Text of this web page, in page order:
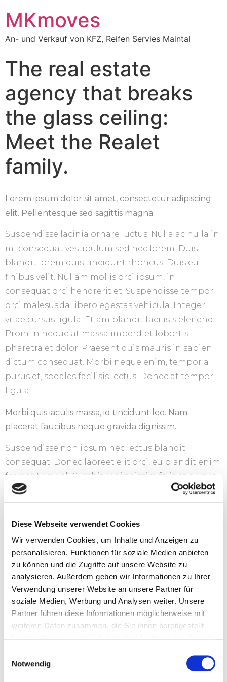
Diese Webseite verwendet Cookies
Wir verwenden Cookies, um Inhalte und Anzeigen zu
personalisieren, Funktionen für soziale Medien anbieten
zu können und die Zugriffe auf unsere Website zu
analysieren. Außerdem geben wir Informationen zu Ihrer
Verwendung unserer Website an unsere Partner für
soziale Medien, Werbung und Analysen weiter. Unsere
Partner führen diese Informationen möglicherweise mit
weiteren Daten zusammen, die Sie ihnen bereitgestellt
Notwendig
MKmoves
An- und Verkauf von KFZ, Reifen Servies Maintal
The real estate
agency that breaks
the glass ceiling:
Meet the Realet
family.
Lorem ipsum dolor sit amet, consectetur adipiscing
elit. Pellentesque sed sagittis magna.
Suspendisse lacinia ornare luctus. Nulla ac nulla in
mi consequat vestibulum sed nec lorem. Duis
blandit lorem quis tincidunt rhoncus. Duis eu
finibus velit. Nullam mollis orci ipsum, in
consequat orci hendrerit et. Suspendisse tempor
orci malesuada libero egestas vehicula. Integer
vitae cursus ligula. Etiam blandit facilisis eleifend.
Proin in neque at massa imperdiet lobortis
pharetra et dolor. Praesent quis mauris in sapien
dictum consequat. Morbi neque enim, tempor a
purus et, sodales facilisis lectus. Donec at tempor
ligula.
Morbi quis iaculis massa, id tincidunt leo. Nam
placerat faucibus neque gravida dignissim.
Suspendisse non ipsum nec lectus blandit
consequat. Donec laoreet elit orci, eu blandit enim
fermentum vel. Curabitur dignissim felis et cursus
tristique. Mauris iaculis rhoncus sapien quis porta.
Duis erat ligula, vestibulum a lorem bibendum,
varius fringilla quam. Duis dignissim ultrices
bibendum neque vel lacus vestibulum accumsan.
Proin finibus leo ac est vulputate ultrices iaculis
nec nulla. Ut tempus metus quis metus feugiat
accumsan. Cras et sollicitudin turpis, et blandit
libero.
Ut vitae eros nibh. Sed nec eros dapibus, pharetra
dui vitae, blandit erat. Nam vitae consequat ex. Sed
sed metus egestas, luctus magna a, lobortis libero.
In nec ex quis massa semper consectetur id sit